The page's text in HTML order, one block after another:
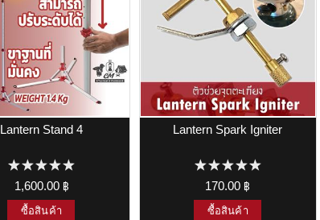
Lantern Stand 4
1,600.00 ฿
ซื้อสินค้า
Lantern Spark Igniter
170.00 ฿
ซื้อสินค้า